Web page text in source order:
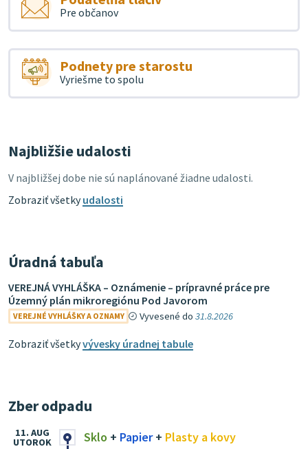
Pre občanov
Podnety pre starostu
Vyriešme to spolu
Najbližšie udalosti
V najbližšej dobe nie sú naplánované žiadne udalosti.
Zobraziť všetkyudalosti
Úradná tabuľa
VEREJNÁ VYHLÁŠKA – Oznámenie – prípravné práce pre
Územný plán mikroregiónu Pod Javorom
VEREJNÉ VYHLÁŠKY A OZNAMY Vyvesené do31.8.2026
Zobraziť všetkyvývesky úradnej tabule
Zber odpadu
Sklo + Papier+ Plasty a kovy
11. AUG
UTOROK